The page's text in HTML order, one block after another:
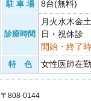
駐 車 場 8台(無料)
診療時間
月火水木金
日・祝休診
開始・終了
特 色 女性医師在勤
〒808-0144